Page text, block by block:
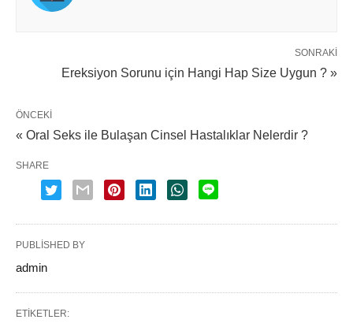
SONRAKI
Ereksiyon Sorunu için Hangi Hap Size Uygun ? »
ÖNCEKI
« Oral Seks ile Bulaşan Cinsel Hastalıklar Nelerdir ?
SHARE
PUBLISHED BY
admin
ETIKETLER: